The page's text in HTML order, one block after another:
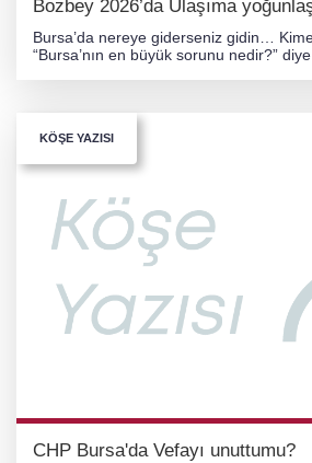
Bozbey 2026’da Ulaşıma
Bursa’da nereye giderseniz gidin… Kime sorarsanız sorun…
“Bursa’nın en büyük sorunu nedir?” diye bir
KÖŞE YAZISI
CHP Bursa'da Vefayı unuttumu?